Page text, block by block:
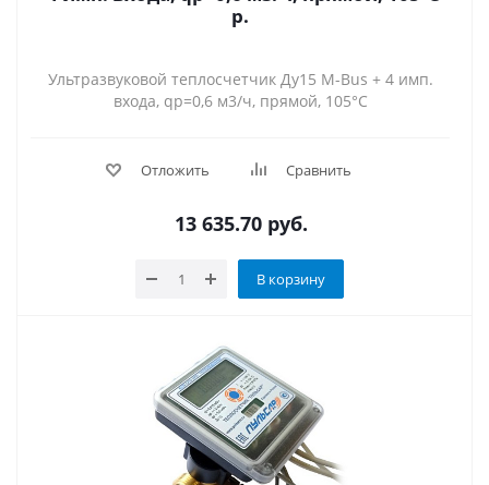
р.
Ультразвуковой теплосчетчик Ду15 M-Bus + 4 имп.
входа, qp=0,6 м3/ч, прямой, 105°C
Отложить Сравнить
13 635.70руб.
В корзину